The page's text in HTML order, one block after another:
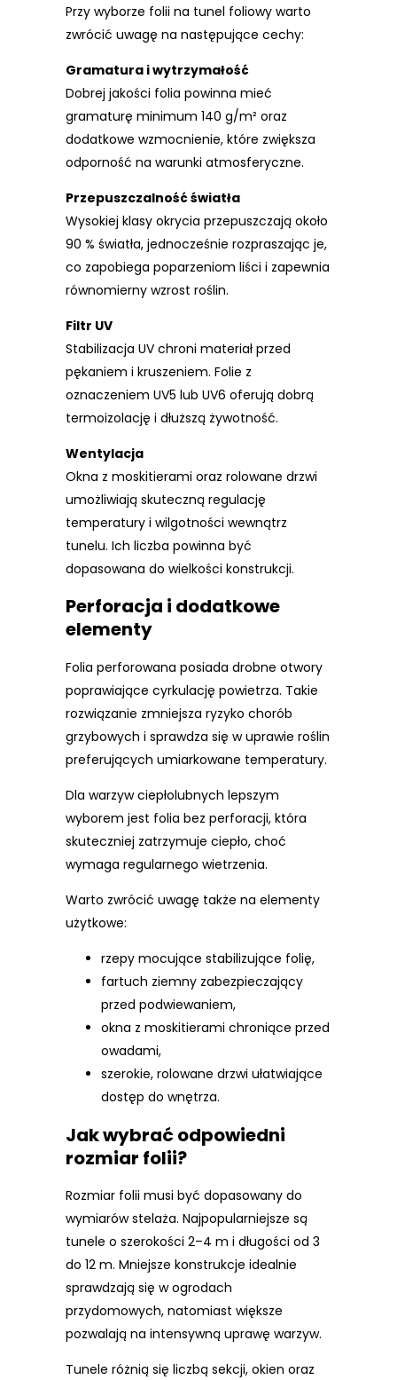
Przy wyborze folii na tunel foliowy warto
zwrócić uwagę na następujące cechy:
Gramatura i wytrzymałość
Dobrej jakości folia powinna mieć
gramaturę minimum 140 g/m² oraz
dodatkowe wzmocnienie, które zwiększa
odporność na warunki atmosferyczne.
Przepuszczalność światła
Wysokiej klasy okrycia przepuszczają około
90 % światła, jednocześnie rozpraszając je,
co zapobiega poparzeniom liści i zapewnia
równomierny wzrost roślin.
Filtr UV
Stabilizacja UV chroni materiał przed
pękaniem i kruszeniem. Folie z
oznaczeniem UV5 lub UV6 oferują dobrą
termoizolację i dłuższą żywotność.
Wentylacja
Okna z moskitierami oraz rolowane drzwi
umożliwiają skuteczną regulację
temperatury i wilgotności wewnątrz
tunelu. Ich liczba powinna być
dopasowana do wielkości konstrukcji.
Perforacja i dodatkowe
elementy
Folia perforowana posiada drobne otwory
poprawiające cyrkulację powietrza. Takie
rozwiązanie zmniejsza ryzyko chorób
grzybowych i sprawdza się w uprawie roślin
preferujących umiarkowane temperatury.
Dla warzyw ciepłolubnych lepszym
wyborem jest folia bez perforacji, która
skuteczniej zatrzymuje ciepło, choć
wymaga regularnego wietrzenia.
Warto zwrócić uwagę także na elementy
użytkowe:
rzepy mocujące stabilizujące folię,
fartuch ziemny zabezpieczający
przed podwiewaniem,
okna z moskitierami chroniące przed
owadami,
szerokie, rolowane drzwi ułatwiające
dostęp do wnętrza.
Jak wybrać odpowiedni
rozmiar folii?
Rozmiar folii musi być dopasowany do
wymiarów stelaża. Najpopularniejsze są
tunele o szerokości 2–4 m i długości od 3
do 12 m. Mniejsze konstrukcje idealnie
sprawdzają się w ogrodach
przydomowych, natomiast większe
pozwalają na intensywną uprawę warzyw.
Tunele różnią się liczbą sekcji, okien oraz